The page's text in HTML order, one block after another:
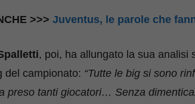
>>> Juventus, le parole che
, poi, ha allungato la sua analisi
del campionato: “Tutte le big si sono
preso tanti giocatori… Senza